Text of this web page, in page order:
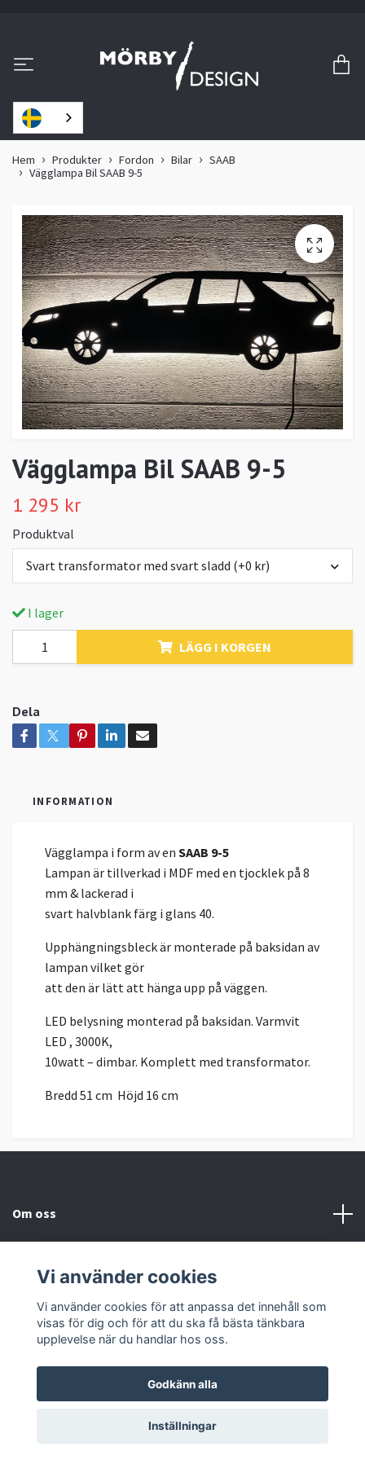
Hem Produkter Fordon Bilar
SAAB
Vägglampa Bil SAAB 9-5
Vägglampa Bil SAAB 9-5
1 295 kr
Produktval
Svart transformator med svart sladd (+0 kr)
I lager
LÄGG I KORGEN
Dela
INFORMATION
Vägglampa i form av en SAAB 9-5
Lampan är tillverkad i MDF med en tjocklek på 8
mm & lackerad i
svart halvblank färg i glans 40.
Upphängningsbleck är monterade på baksidan av
lampan vilket gör
att den är lätt att hänga upp på väggen.
LED belysning monterad på baksidan. Varmvit
LED , 3000K,
10watt – dimbar. Komplett med transformator.
Bredd 51 cm Höjd 16 cm
Om oss
Sociala medier
© 2026 Mörby Design
Vi använder cookies
Vi använder cookies för att anpassa det innehåll som
visas för dig och för att du ska få bästa tänkbara
upplevelse när du handlar hos oss.
Godkänn alla
Inställningar